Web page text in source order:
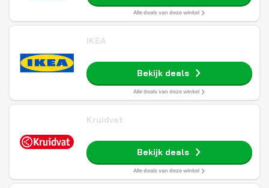
Alle deals van deze winkel
IKEA
Bekijk deals
Alle deals van deze winkel
Kruidvat
Bekijk deals
Alle deals van deze winkel